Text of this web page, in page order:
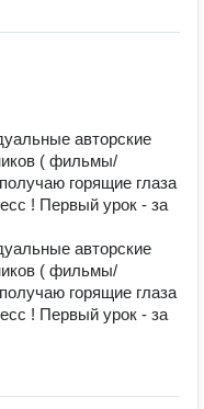
авторские
( фильмы/
горящие глаза
! Первый урок - за
авторские
( фильмы/
горящие глаза
! Первый урок - за